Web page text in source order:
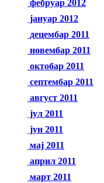
фебруар 2012
јануар 2012
децембар 2011
новембар 2011
октобар 2011
септембар 2011
август 2011
јул 2011
јун 2011
мај 2011
април 2011
март 2011